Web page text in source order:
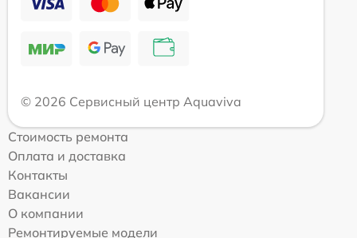
© 2026 Сервисный центр Aquaviva
Стоимость ремонта
Оплата и доставка
Контакты
Вакансии
О компании
Ремонтируемые модели